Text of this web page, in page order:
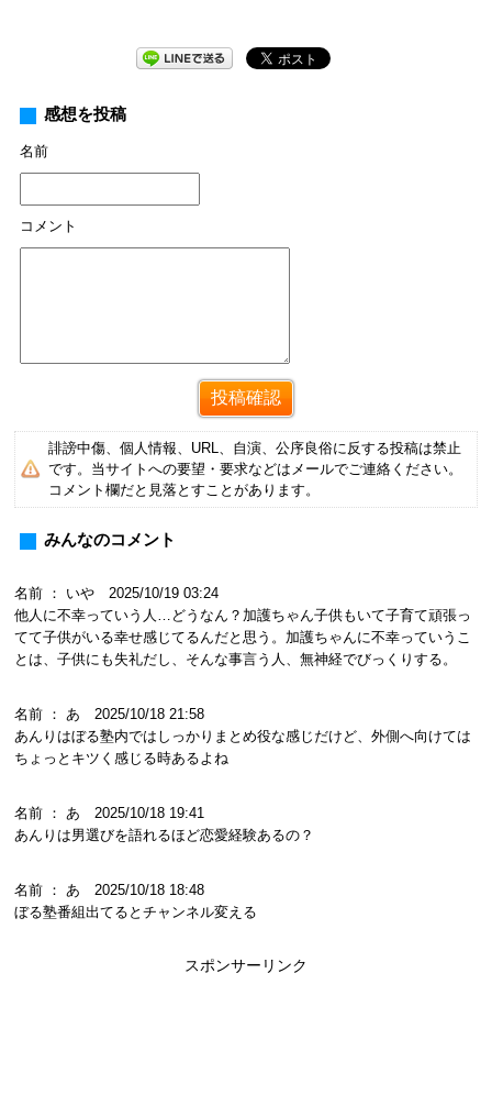
感想を投稿
名前
コメント
誹謗中傷、個人情報、URL、自演、公序良俗に反する投稿は禁止
です。当サイトへの要望・要求などはメールでご連絡ください。
コメント欄だと見落とすことがあります。
みんなのコメント
名前 ： いや 2025/10/19 03:24
他人に不幸っていう人…どうなん？加護ちゃん子供もいて子育て頑張っ
てて子供がいる幸せ感じてるんだと思う。加護ちゃんに不幸っていうこ
とは、子供にも失礼だし、そんな事言う人、無神経でびっくりする。
名前 ： あ 2025/10/18 21:58
あんりはぼる塾内ではしっかりまとめ役な感じだけど、外側へ向けては
ちょっとキツく感じる時あるよね
名前 ： あ 2025/10/18 19:41
あんりは男選びを語れるほど恋愛経験あるの？
名前 ： あ 2025/10/18 18:48
ぼる塾番組出てるとチャンネル変える
スポンサーリンク